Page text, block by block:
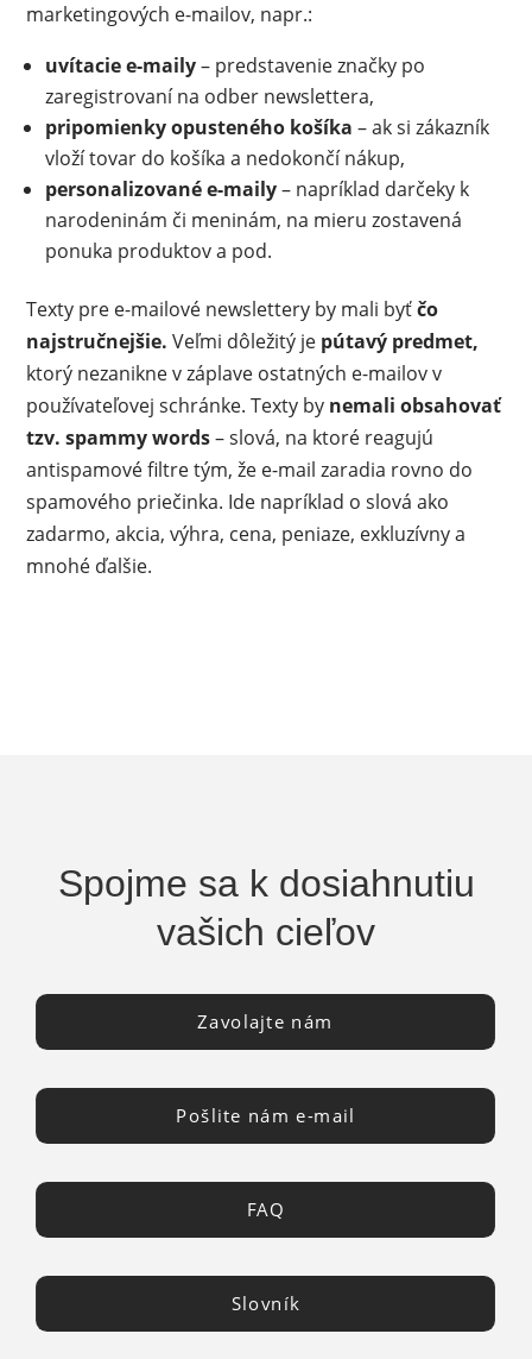
marketingových e-mailov, napr.:
uvítacie e-maily– predstavenie značky po
zaregistrovaní na odber newslettera,
pripomienky opusteného košíka – ak si zákazník
vloží tovar do košíka a nedokončí nákup,
personalizované e-maily– napríklad darčeky k
narodeninám či meninám, na mieru zostavená
ponuka produktov a pod.
Texty pre e-mailové newslettery by mali byťčo
najstručnejšie. Veľmi dôležitý je pútavý predmet,
ktorý nezanikne v záplave ostatných e-mailov v
používateľovej schránke. Texty by nemali obsahovať
tzv. spammy words– slová, na ktoré reagujú
antispamové filtre tým, že e-mail zaradia rovno do
spamového priečinka. Ide napríklad o slová ako
zadarmo, akcia, výhra, cena, peniaze, exkluzívny a
mnohé ďalšie.
Spojme sa k dosiahnutiu
vašich cieľov
Zavolajte nám
Pošlite nám e-mail
FAQ
Slovník